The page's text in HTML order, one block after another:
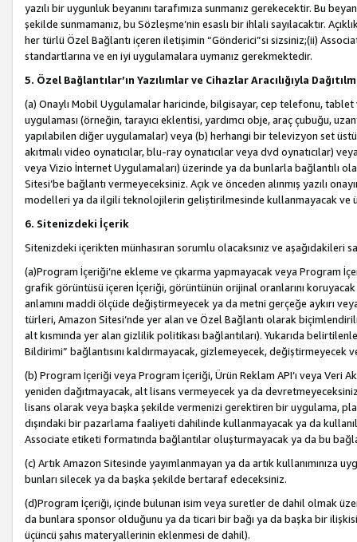
yazılı bir uygunluk beyanını tarafımıza sunmanız gerekecektir. Bu
şekilde sunmamanız, bu Sözleşme’nin esaslı bir ihlali sayılacaktır.
her türlü Özel Bağlantı içeren iletişimin “Gönderici”si sizsiniz;(ii)
standartlarına ve en iyi uygulamalara uymanız gerekmektedir.
5. Özel Bağlantılar’ın Yazılımlar ve Cihazlar Aracılığıyla
(a) Onaylı Mobil Uygulamalar haricinde, bilgisayar, cep telefonu,
uygulaması (örneğin, tarayıcı eklentisi, yardımcı obje, araç çubuğu,
yapılabilen diğer uygulamalar) veya (b) herhangi bir televizyon set
akıtmalı video oynatıcılar, blu-ray oynatıcılar veya dvd oynatıcılar)
veya Vizio İnternet Uygulamaları) üzerinde ya da bunlarla bağlantılı
Sitesi’be bağlantı vermeyeceksiniz. Açık ve önceden alınmış yazılı
modelleri ya da ilgili teknolojilerin geliştirilmesinde kullanmayacak ve
6. Sitenizdeki İçerik
Sitenizdeki içerikten münhasıran sorumlu olacaksınız ve aşağıdakileri
(a)Program İçeriği’ne ekleme ve çıkarma yapmayacak veya Program
grafik görüntüsü içeren İçeriği, görüntünün orijinal oranlarını
anlamını maddi ölçüde değiştirmeyecek ya da metni gerçeğe aykırı
türleri, Amazon Sitesi’nde yer alan ve Özel Bağlantı olarak
alt kısmında yer alan gizlilik politikası bağlantıları). Yukarıda
Bildirimi” bağlantısını kaldırmayacak, gizlemeyecek,
(b) Program İçeriği veya Program İçeriği, Ürün Reklam API’ı veya Veri
yeniden dağıtmayacak, alt lisans vermeyecek ya da
lisans olarak veya başka şekilde vermenizi gerektiren bir uygulama,
dışındaki bir pazarlama faaliyeti dahilinde kullanmayacak ya da
Associate etiketi formatında bağlantılar oluşturmayacak ya da bu
(c) Artık Amazon Sitesinde yayımlanmayan ya da artık kullanımınıza
bunları silecek ya da başka şekilde bertaraf edeceksiniz.
(d)Program İçeriği, içinde bulunan isim veya suretler de dahil olmak
da bunlara sponsor olduğunu ya da ticari bir bağı ya da başka bir
üçüncü şahıs materyallerinin eklenmesi de dahil).